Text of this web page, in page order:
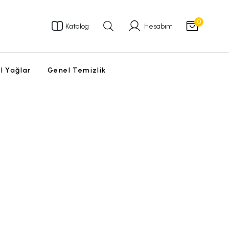
Katalog Hesabım 0
Yağlar Genel Temizlik